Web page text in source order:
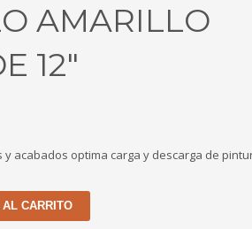
AMARILLO
12″
acabados optima carga y descarga de
AL CARRITO